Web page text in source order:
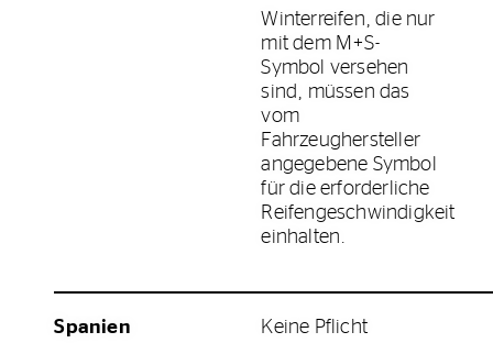
Winterreifen, die nur
mit dem M+S-
Symbol versehen
sind, müssen das
vom
Fahrzeughersteller
angegebene Symbol
für die erforderliche
Reifengeschwindigkeit
einhalten.
Spanien Keine Pflicht